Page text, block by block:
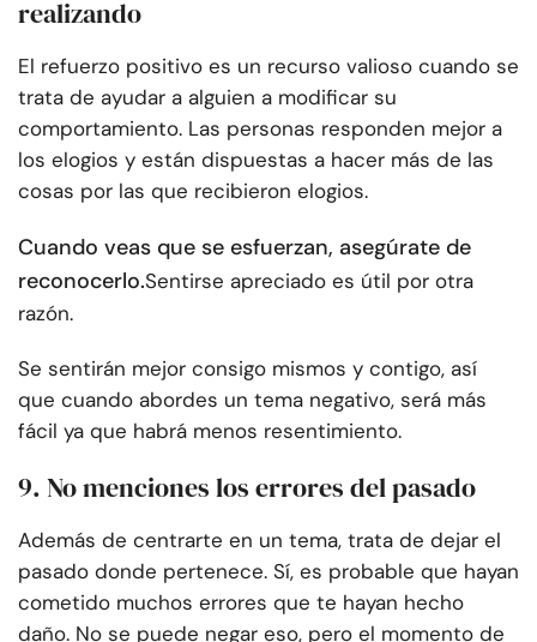
realizando
El refuerzo positivo es un recurso valioso cuando se
trata de ayudar a alguien a modificar su
comportamiento. Las personas responden mejor a
los elogios y están dispuestas a hacer más de las
cosas por las que recibieron elogios.
Cuando veas que se esfuerzan, asegúrate de
reconocerlo.Sentirse apreciado es útil por otra
razón.
Se sentirán mejor consigo mismos y contigo, así
que cuando abordes un tema negativo, será más
fácil ya que habrá menos resentimiento.
9. No menciones los errores del pasado
Además de centrarte en un tema, trata de dejar el
pasado donde pertenece. Sí, es probable que hayan
cometido muchos errores que te hayan hecho
daño. No se puede negar eso, pero el momento de